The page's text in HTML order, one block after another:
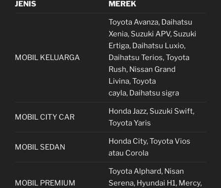
JENIS MEREK
MOBIL KELUARGA
Toyota Avanza, Daihatsu
Xenia, Suzuki APV, Suzuki
Ertiga, Daihatsu Luxio,
Daihatsu Terios, Toyota
Rush, Nissan Grand
Livina, Toyota
cayla, Daihatsu sigra
MOBIL CITY CAR
Honda Jazz, Suzuki Swift,
Toyota Yaris
MOBIL SEDAN
Honda City, Toyota Vios
atau Corola
MOBIL PREMIUM
Toyota Alphard, Nisan
Serena, Hyundai H1, Mercy,